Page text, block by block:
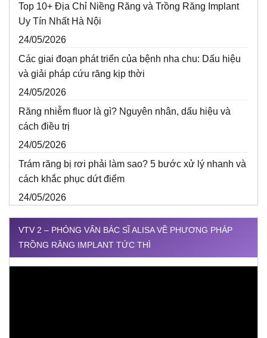
Top 10+ Địa Chỉ Niềng Răng và Trồng Răng Implant
Uy Tín Nhất Hà Nội
24/05/2026
Các giai đoạn phát triển của bệnh nha chu: Dấu hiệu
và giải pháp cứu răng kịp thời
24/05/2026
Răng nhiễm fluor là gì? Nguyên nhân, dấu hiệu và
cách điều trị
24/05/2026
Trám răng bị rơi phải làm sao? 5 bước xử lý nhanh và
cách khắc phục dứt điểm
24/05/2026
VTV 2 – PHỎNG VẤN BÁC SĨ ALISA VỀ PHƯƠNG PHÁP
TRỒNG RĂNG IMPLANT TỨC THÌ